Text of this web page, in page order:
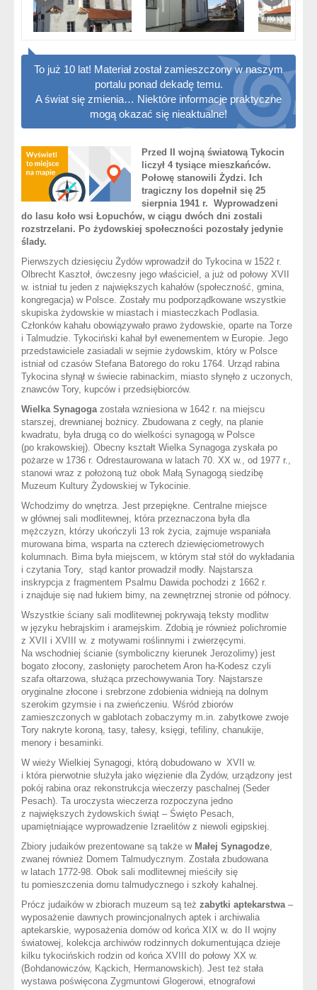
To już 10 lat! Materiał został zamieszczony w naszym
portalu ponad dekadę temu.
A świat się zmienia… Niektóre informacje praktyczne
mogą okazać się nieaktualne!
Przed II wojną światową Tykocin
liczył 4 tysiące mieszkańców.
Połowę stanowili Żydzi. Ich
tragiczny los dopełnił się 25
sierpnia 1941 r. Wyprowadzeni
do lasu koło wsi Łopuchów, w ciągu dwóch dni zostali
rozstrzelani. Po żydowskiej społeczności pozostały jedynie
ślady.
Pierwszych dziesięciu Żydów wprowadził do Tykocina w 1522 r.
Olbrecht Kasztoł, ówczesny jego właściciel, a już od połowy XVII
w. istniał tu jeden z największych kahałów (społeczność, gmina,
kongregacja) w Polsce. Zostały mu podporządkowane wszystkie
skupiska żydowskie w miastach i miasteczkach Podlasia.
Członków kahału obowiązywało prawo żydowskie, oparte na Torze
i Talmudzie. Tykociński kahał był ewenementem w Europie. Jego
przedstawiciele zasiadali w sejmie żydowskim, który w Polsce
istniał od czasów Stefana Batorego do roku 1764. Urząd rabina
Tykocina słynął w świecie rabinackim, miasto słynęło z uczonych,
znawców Tory, kupców i przedsiębiorców.
Wielka Synagogazostała wzniesiona w 1642 r. na miejscu
starszej, drewnianej bożnicy. Zbudowana z cegły, na planie
kwadratu, była drugą co do wielkości synagogą w Polsce
(po krakowskiej). Obecny kształt Wielka Synagoga zyskała po
pożarze w 1736 r. Odrestaurowana w latach 70. XX w., od 1977 r.,
stanowi wraz z położoną tuż obok Małą Synagogą siedzibę
Muzeum Kultury Żydowskiej w Tykocinie.
Wchodzimy do wnętrza. Jest przepiękne. Centralne miejsce
w głównej sali modlitewnej, która przeznaczona była dla
mężczyzn, którzy ukończyli 13 rok życia, zajmuje wspaniała
murowana bima, wsparta na czterech dziewięciometrowych
kolumnach. Bima była miejscem, w którym stał stół do wykładania
i czytania Tory, stąd kantor prowadził modły. Najstarsza
inskrypcja z fragmentem Psalmu Dawida pochodzi z 1662 r.
i znajduje się nad łukiem bimy, na zewnętrznej stronie od północy.
Wszystkie ściany sali modlitewnej pokrywają teksty modlitw
w języku hebrajskim i aramejskim. Zdobią je również polichromie
z XVII i XVIII w. z motywami roślinnymi i zwierzęcymi.
Na wschodniej ścianie (symboliczny kierunek Jerozolimy) jest
bogato złocony, zasłonięty parochetem Aron ha-Kodesz czyli
szafa ołtarzowa, służąca przechowywania Tory. Najstarsze
oryginalne złocone i srebrzone zdobienia widnieją na dolnym
szerokim gzymsie i na zwieńczeniu. Wśród zbiorów
zamieszczonych w gablotach zobaczymy m.in. zabytkowe zwoje
Tory nakryte koroną, tasy, tałesy, księgi, tefiliny, chanukije,
menory i besaminki.
W wieży Wielkiej Synagogi, którą dobudowano w XVII w.
i która pierwotnie służyła jako więzienie dla Żydów, urządzony jest
pokój rabina oraz rekonstrukcja wieczerzy paschalnej (Seder
Pesach). Ta uroczysta wieczerza rozpoczyna jedno
z największych żydowskich świąt – Święto Pesach,
upamiętniające wyprowadzenie Izraelitów z niewoli egipskiej.
Zbiory judaików prezentowane są także w Małej Synagodze,
zwanej również Domem Talmudycznym. Została zbudowana
w latach 1772-98. Obok sali modlitewnej mieściły się
tu pomieszczenia domu talmudycznego i szkoły kahalnej.
Prócz judaików w zbiorach muzeum są też zabytki aptekarstwa–
wyposażenie dawnych prowincjonalnych aptek i archiwalia
aptekarskie, wyposażenia domów od końca XIX w. do II wojny
światowej, kolekcja archiwów rodzinnych dokumentująca dzieje
kilku tykocińskich rodzin od końca XVIII do połowy XX w.
(Bohdanowiczów, Kąckich, Hermanowskich). Jest też stała
wystawa poświęcona Zygmuntowi Glogerowi, etnografowi